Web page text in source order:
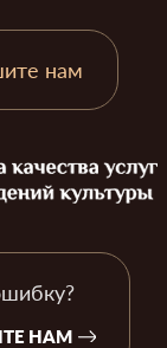
нам
НАМ